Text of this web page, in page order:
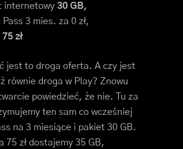
internetowy 30 GB,
Pass 3 mies. za 0 zł,
zł
jest to droga oferta. A czy jest
równie droga w Play? Znowu
powiedzieć, że nie. Tu za
ten sam co wcześniej
na 3 miesiące i pakiet 30 GB.
75 zł dostajemy 35 GB,